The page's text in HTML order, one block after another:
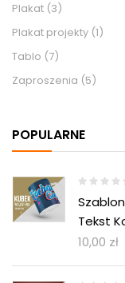
Plakat (3)
Plakat projekty (1)
Tablo (7)
Zaproszenia (5)
POPULARNE
Tekst
10,00 zł